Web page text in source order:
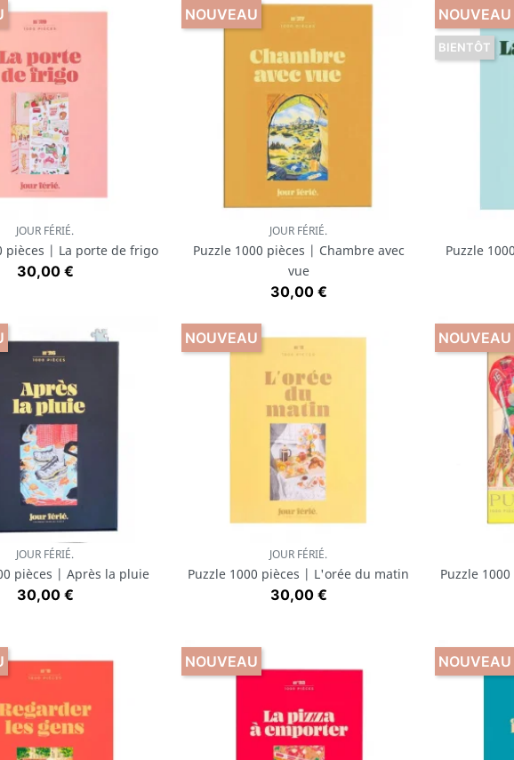
Aperçu rapide
JOUR FÉRIÉ.
pièces | La porte de frigo
Prix
30,00 €
Aperçu rapide
JOUR FÉRIÉ.
Puzzle 1000 pièces | Chambre avec
vue
Prix
30,00 €
NOUVEAU
Puzzle
NOUVEAU
BIENTÔT
Aperçu rapide
JOUR FÉRIÉ.
pièces | Après la pluie
Prix
30,00 €
Aperçu rapide
JOUR FÉRIÉ.
Puzzle 1000 pièces | L'orée du matin
Prix
30,00 €
NOUVEAU
Puzzle
NOUVEAU
NOUVEAU NOUVEAU